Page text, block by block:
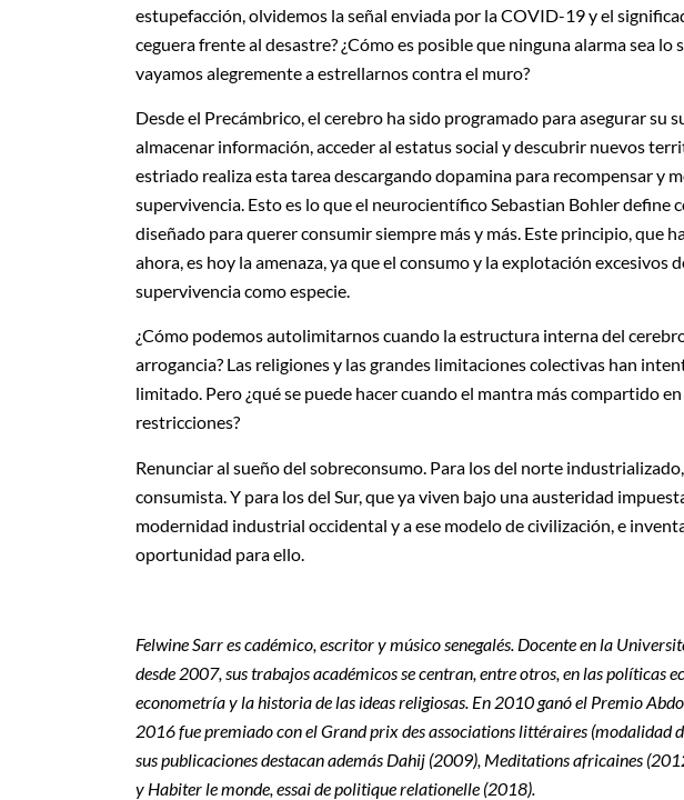
estupefacción, olvidemos la señal enviada por la COVID-19 y el
ceguera frente al desastre? ¿Cómo es posible que ninguna alarma sea
vayamos alegremente a estrellarnos contra el muro?
Desde el Precámbrico, el cerebro ha sido programado para asegurar su
almacenar información, acceder al estatus social y descubrir nuevos
estriado realiza esta tarea descargando dopamina para recompensar y
supervivencia. Esto es lo que el neurocientífico Sebastian Bohler define
diseñado para querer consumir siempre más y más. Este principio, que
ahora, es hoy la amenaza, ya que el consumo y la explotación excesivos
supervivencia como especie.
¿Cómo podemos autolimitarnos cuando la estructura interna del
arrogancia? Las religiones y las grandes limitaciones colectivas han
limitado. Pero ¿qué se puede hacer cuando el mantra más compartido
restricciones?
Renunciar al sueño del sobreconsumo. Para los del norte
consumista. Y para los del Sur, que ya viven bajo una austeridad
modernidad industrial occidental y a ese modelo de civilización, e
oportunidad para ello.
Felwine Sarr es cadémico, escritor y músico senegalés. Docente en la
desde 2007, sus trabajos académicos se centran, entre otros, en las políticas
econometría y la historia de las ideas religiosas. En 2010 ganó el Premio
2016 fue premiado con el Grand prix des associations littéraires (modalidad
sus publicaciones destacan además Dahij (2009), Meditations africaines
y Habiter le monde, essai de politique relationelle (2018).